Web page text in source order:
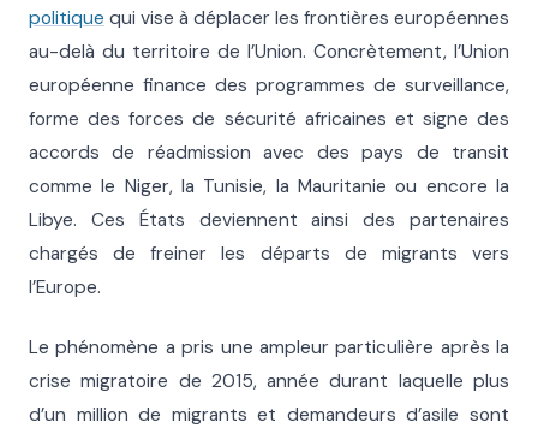
politique qui vise à déplacer les frontières européennes
au-delà du territoire de l’Union. Concrètement, l’Union
européenne finance des programmes de surveillance,
forme des forces de sécurité africaines et signe des
accords de réadmission avec des pays de transit
comme le Niger, la Tunisie, la Mauritanie ou encore la
Libye. Ces États deviennent ainsi des partenaires
chargés de freiner les départs de migrants vers
l’Europe.
Le phénomène a pris une ampleur particulière après la
crise migratoire de 2015, année durant laquelle plus
d’un million de migrants et demandeurs d’asile sont